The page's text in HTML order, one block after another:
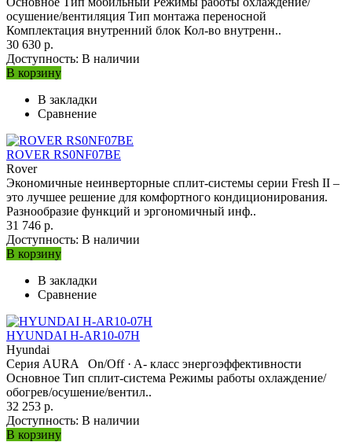
осушение/вентиляция Тип монтажа переносной
Комплектация внутренний блок Кол-во внутренн..
30 630 р.
Доступность: В наличии
В корзину
В закладки
Сравнение
ROVER RS0NF07BE
Rover
Экономичные неинверторные сплит-системы серии Fresh II –
это лучшее решение для комфортного кондиционирования.
Разнообразие функций и эргономичный инф..
31 746 р.
Доступность: В наличии
В корзину
В закладки
Сравнение
HYUNDAI H-AR10-07H
Hyundai
Серия AURA On/Off · A- класс энергоэффективности
Основное Тип сплит-система Режимы работы охлаждение/
обогрев/осушение/вентил..
32 253 р.
Доступность: В наличии
В корзину